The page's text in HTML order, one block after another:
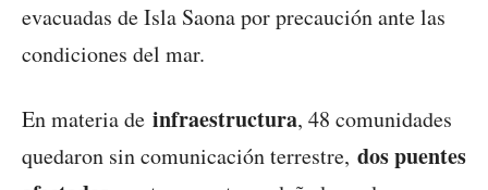
evacuadas de Isla Saona por precaución ante las
condiciones del mar.
En materia de infraestructura, 48 comunidades
quedaron sin comunicación terrestre, dos puentes